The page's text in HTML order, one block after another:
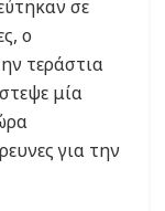
σε
ο
τεράστια
μία
για την